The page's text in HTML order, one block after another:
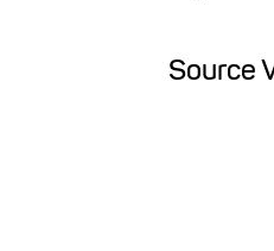
Source